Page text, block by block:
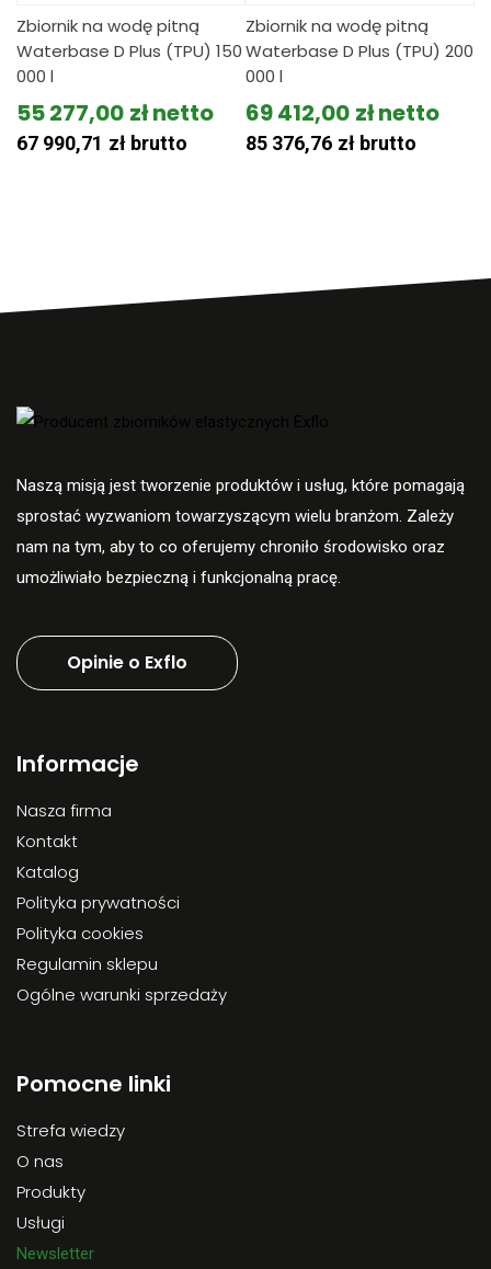
Zbiornik na wodę pitną
Waterbase D Plus (TPU) 150
000 l
55 277,00 zł
67 990,71 zł brutto
Zbiornik na wodę pitną
Waterbase D Plus (TPU) 200
000 l
69 412,00 zł
85 376,76 zł brutto
Naszą misją jest tworzenie produktów i usług, które pomagają
sprostać wyzwaniom towarzyszącym wielu branżom. Zależy
nam na tym, aby to co oferujemy chroniło środowisko oraz
umożliwiało bezpieczną i funkcjonalną pracę.
Opinie o Exflo
Informacje
Nasza firma
Kontakt
Katalog
Polityka prywatności
Polityka cookies
Regulamin sklepu
Ogólne warunki sprzedaży
Pomocne linki
Strefa wiedzy
O nas
Produkty
Usługi
Newsletter